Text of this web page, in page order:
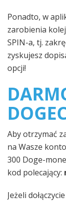
Ponadto, w
zarobienia
SPIN-a, tj.
zyskujesz
opcji!
Aby otrzymać
na Wasze
300 Doge-
kod polecający:
Jeżeli